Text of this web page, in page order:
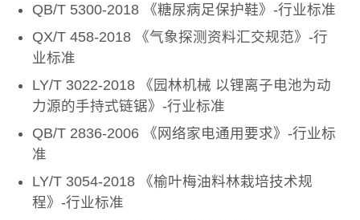
QB/T 5300-2018 《糖尿病足保护鞋》-行业标准
QX/T 458-2018 《气象探测资料汇交规范》-行
业标准
LY/T 3022-2018 《园林机械 以锂离子电池为动
力源的手持式链锯》-行业标准
QB/T 2836-2006 《网络家电通用要求》-行业标
准
LY/T 3054-2018 《榆叶梅油料林栽培技术规
程》-行业标准